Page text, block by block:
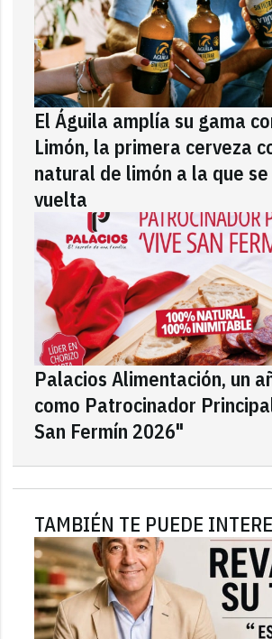
El Águila amplía su gama
Limón, la primera cerveza
natural de limón a la que
vuelta
Palacios Alimentación, un
como Patrocinador
San Fermín 2026"
TAMBIÉN TE PUEDE